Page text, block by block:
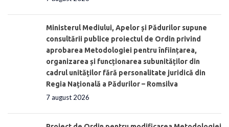
Ministerul Mediului, Apelor și Pădurilor supune
consultării publice proiectul de Ordin privind
aprobarea Metodologiei pentru înființarea,
organizarea și funcționarea subunităților din
cadrul unităților fără personalitate juridică din
Regia Națională a Pădurilor – Romsilva
7 august 2026